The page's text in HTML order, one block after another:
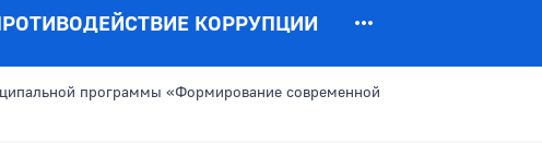
КОРРУПЦИИ
программы «Формирование современной